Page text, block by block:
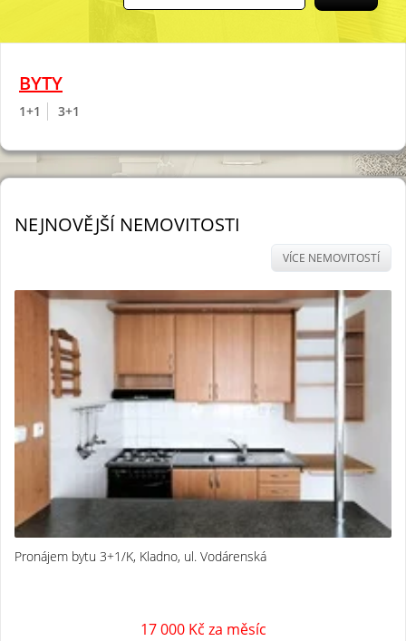
BYTY
1+1 3+1
NEJNOVĚJŠÍ NEMOVITOSTI
VÍCE NEMOVITOSTÍ
Pronájem bytu 3+1/K, Kladno, ul. Vodárenská
17 000 Kč za měsíc